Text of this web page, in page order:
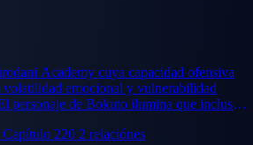
Academy cuya capacidad ofensiva
volatilidad emocional y vulnerabilidad
personaje de Bokuto ilumina que incluso
Capítulo 220 2 relaciónes